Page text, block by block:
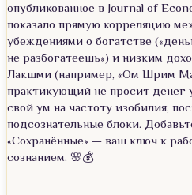
опубликованное в Journal of
показало прямую корреляцию
убеждениями о богатстве
не разбогатеешь») и низким
Лакшми (например, «Ом Шрим
практикующий не просит денег
свой ум на частоту изобилия,
подсознательные блоки.
«Сохранённые» — ваш ключ к
сознанием. 🌸💰